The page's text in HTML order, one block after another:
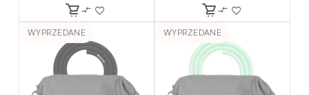
WYPRZEDANE WYPRZEDANE